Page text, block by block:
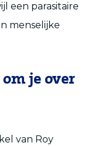
een parasitaire
menselijke
je over
van Roy